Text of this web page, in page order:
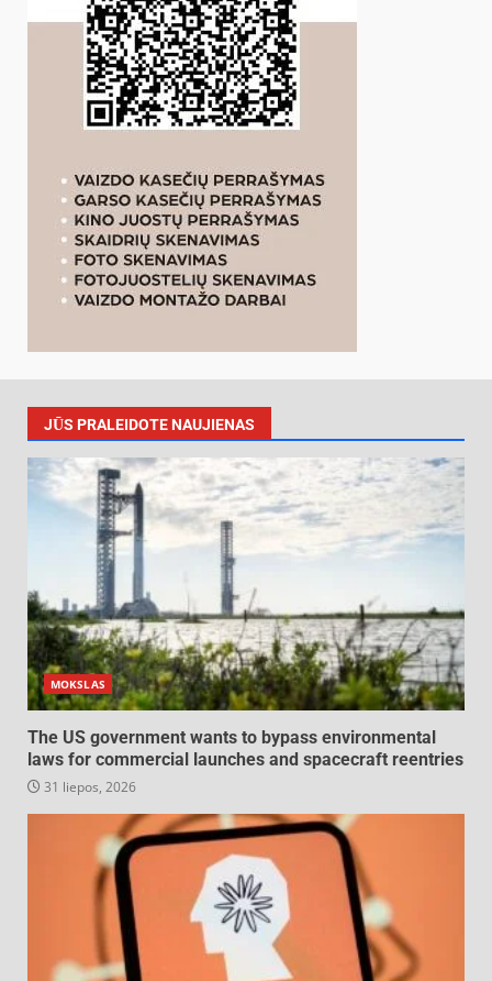
JŪS PRALEIDOTE NAUJIENAS
MOKSLAS
The US government wants to bypass environmental
laws for commercial launches and spacecraft reentries
31 liepos, 2026